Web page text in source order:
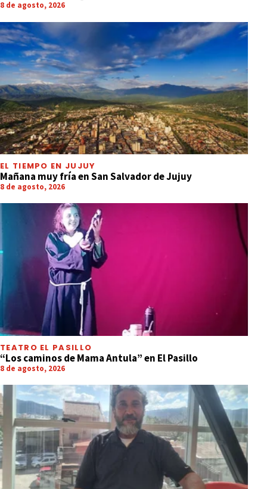
8 de agosto, 2026
EL TIEMPO EN JUJUY
Mañana muy fría en San Salvador de Jujuy
8 de agosto, 2026
TEATRO EL PASILLO
“Los caminos de Mama Antula” en El Pasillo
8 de agosto, 2026